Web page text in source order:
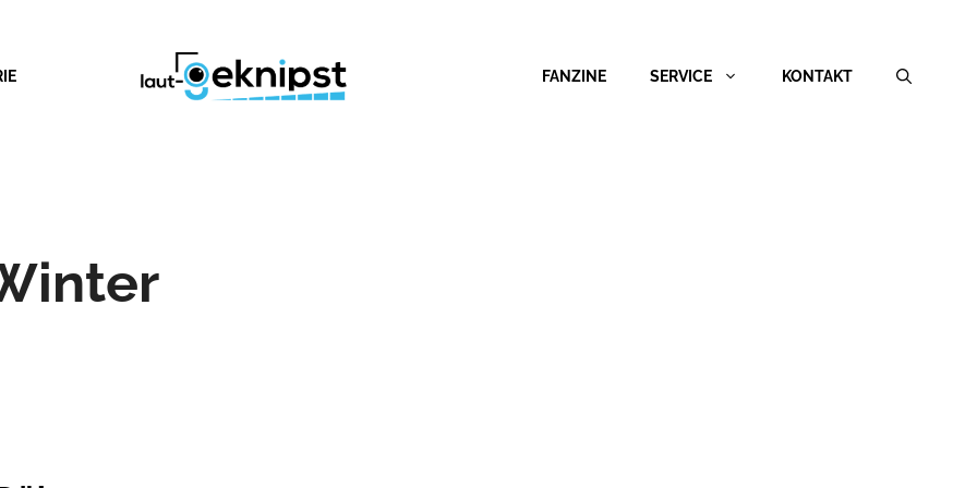
FANZINE SERVICE KONTAKT